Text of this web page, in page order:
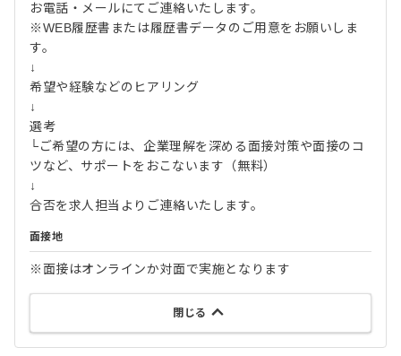
お電話・メールにてご連絡いたします。
※WEB履歴書または履歴書データのご用意をお願いしま
す。
↓
希望や経験などのヒアリング
↓
選考
└ご希望の方には、企業理解を深める面接対策や面接のコ
ツなど、サポートをおこないます（無料）
↓
合否を求人担当よりご連絡いたします。
面接地
※面接はオンラインか対面で実施となります
閉じる